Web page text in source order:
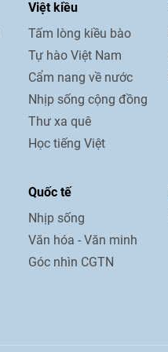
Việt kiều
Tấm lòng kiều bào
Tự hào Việt Nam
Cẩm nang về nước
Nhịp sống cộng đồng
Thư xa quê
Học tiếng Việt
Quốc tế
Nhịp sống
Văn hóa - Văn minh
Góc nhìn CGTN